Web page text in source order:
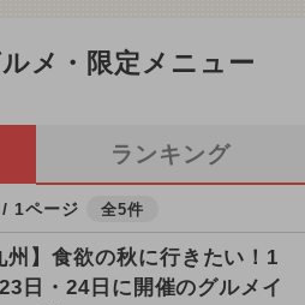
メ・限定メニュー
ランキング
1ページ 全5件
州】食欲の秋に行きたい！1
日・24日に開催のグルメイ